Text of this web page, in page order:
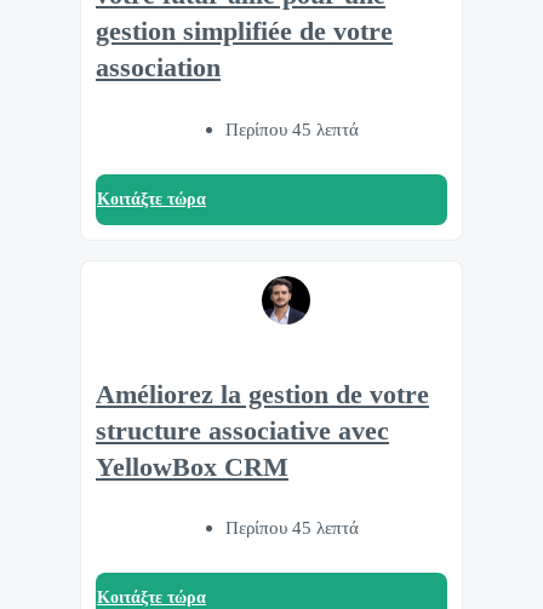
gestion simplifiée de votre
association
Περίπου 45 λεπτά
Κοιτάξτε τώρα
Améliorez la gestion de votre
structure associative avec
YellowBox CRM
Περίπου 45 λεπτά
Κοιτάξτε τώρα